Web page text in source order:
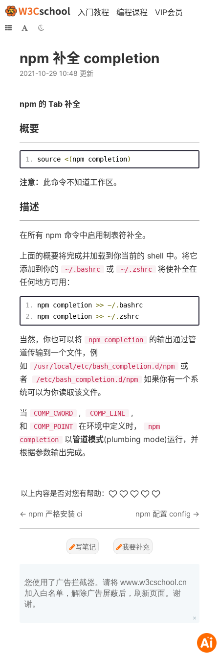
入门教程 编程课程 VIP会员
npm 补全 completion
2021-10-29 10:48 更新
npm 的 Tab 补全
概要
source <(npm completion)
注意： 此命令不知道工作区。
描述
在所有 npm 命令中启用制表符补全。
上面的概要将完成并加载到你当前的 shell 中。将它
添加到你的
~/.bashrc 或 ~/.zshrc
将使补全在
任何地方可用：
npm completion >> ~/. bashrc
npm completion >> ~/. zshrc
当然，你也可以将 npm completion
的输出通过管
道传输到一个文件，例
如
/usr/local/etc/bash_completion.d/npm
或
者
/etc/bash_completion.d/npm
如果你有一个系
统可以为你读取该文件。
当 COMP_CWORD , COMP_LINE
,
和
COMP_POINT 在环境中定义时，
npm
completion
以管道模式(plumbing mode)运行，并
根据参数输出完成。
以上内容是否对您有帮助：
← npm 严格安装 ci npm 配置 config →
写笔记 我要补充
您使用了广告拦截器。请将 www.w3cschool.cn
加入白名单，解除广告屏蔽后，刷新页面。谢
谢。